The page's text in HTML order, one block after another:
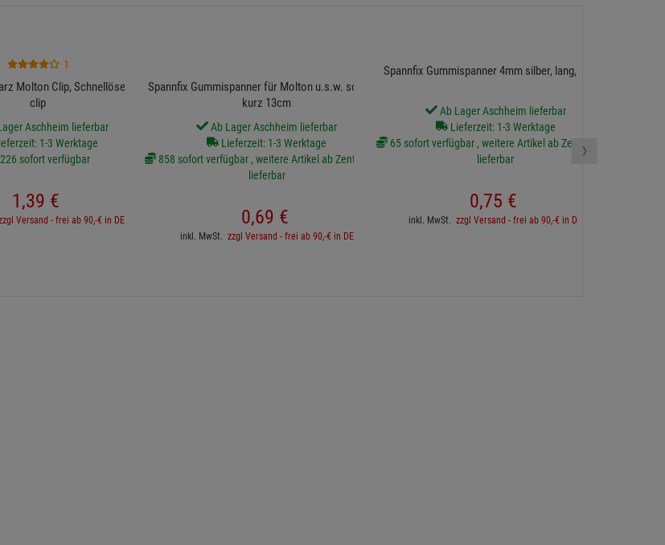
1
Molton Clip, Schnellöse, Poster
clip
Aschheim lieferbar
1-3 Werktage
sofort verfügbar
1,39 €
Versand - frei ab 90,-€ in DE
Spannfix Gummispanner für Molton u.s.w. schwarz
kurz 13cm
Ab Lager Aschheim lieferbar
Lieferzeit: 1-3 Werktage
858 sofort verfügbar , weitere Artikel ab Zentrallager
lieferbar
0,69 €
inkl. MwSt. zzgl Versand - frei ab 90,-€ in DE
Spannfix Gummispanner 4mm silber, lang, 25 cm
Ab Lager Aschheim lieferbar
Lieferzeit: 1-3 Werktage
65 sofort verfügbar , weitere Artikel ab Zentrallager
lieferbar
0,75 €
inkl. MwSt. zzgl Versand - frei ab 90,-€ in DE
›